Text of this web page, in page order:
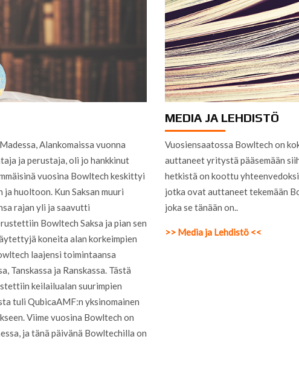
Alankomaissa vuonna
ja perustaja, oli jo hankkinut
vuosina Bowltech keskittyi
huoltoon. Kun Saksan muuri
rajan yli ja saavutti
Bowltech Saksa ja pian sen
koneita alan korkeimpien
laajensi toimintaansa
Tanskassa ja Ranskassa. Tästä
keilailualan suurimpien
tuli QubicaAMF:n yksinomainen
Viime vuosina Bowltech on
ja tänä päivänä Bowltechilla on
MEDIA JA LEHDISTÖ
Vuosiensaatossa Bowltech on
auttaneet yritystä pääsemään
hetkistä on koottu
jotka ovat auttaneet tekemään
joka se tänään on..
>> Media ja Lehdistö <<